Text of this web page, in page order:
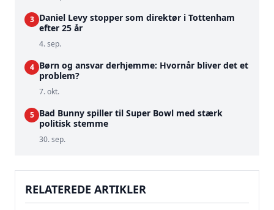
3 Daniel Levy stopper som direktør i Tottenham
efter 25 år
4. sep.
4 Børn og ansvar derhjemme: Hvornår bliver det et
problem?
7. okt.
5 Bad Bunny spiller til Super Bowl med stærk
politisk stemme
30. sep.
RELATEREDE ARTIKLER